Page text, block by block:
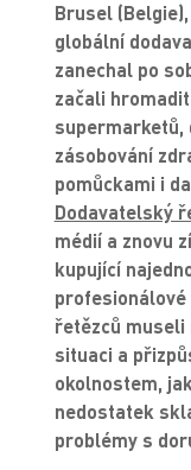
Brusel
globální
zanechal po
začali
supermarketů,
zásobování
pomůckami i
Dodavatelský
médií a znovu
kupující
řetězců museli
situaci a
okolnostem,
nedostatek
problémy s